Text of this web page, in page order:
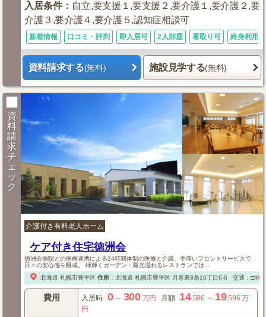
入居条件： 自立,要支援１,要支援２,要介護１,要介護２,要
介護３,要介護４,要介護５,認知症相談可
新着情報 口コミ・評判 即入居可 2人部屋 看取り可 終身利用可
資料請求する(無料) 施設見学する(無料)
資
料
請
求
チ
ェ
ッ
ク
介護付き有料老人ホーム
ケア付き住宅徳洲会
徳洲会病院との医療連携による24時間体制の医療と介護、手厚いフロントサービスで
日々の安心感を醸成。 緑輝くガーデン・陽光溢れるレストランでは...
北海道 札幌市豊平区 住所： 北海道 札幌市豊平区月寒東3条16丁目6-6 交通：□地
費用 入居時 0～ 300 万円 月額 14.596 ～ 19.596 万
円